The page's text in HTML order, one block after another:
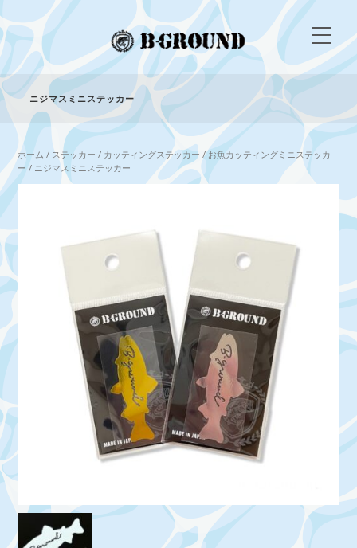
ニジマスミニステッカー
ホーム / ステッカー / カッティングステッカー /お魚カッティングミニステッカ
ー / ニジマスミニステッカー